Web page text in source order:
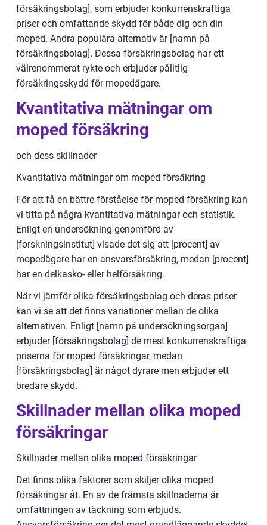
försäkringsbolag], som erbjuder konkurrenskraftiga
priser och omfattande skydd för både dig och din
moped. Andra populära alternativ är [namn på
försäkringsbolag]. Dessa försäkringsbolag har ett
välrenommerat rykte och erbjuder pålitlig
försäkringsskydd för mopedägare.
Kvantitativa mätningar om
moped försäkring
och dess skillnader
Kvantitativa mätningar om moped försäkring
För att få en bättre förståelse för moped försäkring kan
vi titta på några kvantitativa mätningar och statistik.
Enligt en undersökning genomförd av
[forskningsinstitut] visade det sig att [procent] av
mopedägare har en ansvarsförsäkring, medan [procent]
har en delkasko- eller helförsäkring.
När vi jämför olika försäkringsbolag och deras priser
kan vi se att det finns variationer mellan de olika
alternativen. Enligt [namn på undersökningsorgan]
erbjuder [försäkringsbolag] de mest konkurrenskraftiga
priserna för moped försäkringar, medan
[försäkringsbolag] är något dyrare men erbjuder ett
bredare skydd.
Skillnader mellan olika moped
försäkringar
Skillnader mellan olika moped försäkringar
Det finns olika faktorer som skiljer olika moped
försäkringar åt. En av de främsta skillnaderna är
omfattningen av täckning som erbjuds.